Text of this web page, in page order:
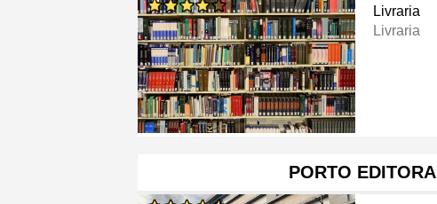
Livraria
Livraria
PORTO EDITORA